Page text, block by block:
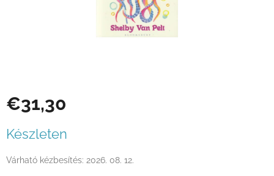
€31,30
Készleten
Várható kézbesítés: 2026. 08. 12.